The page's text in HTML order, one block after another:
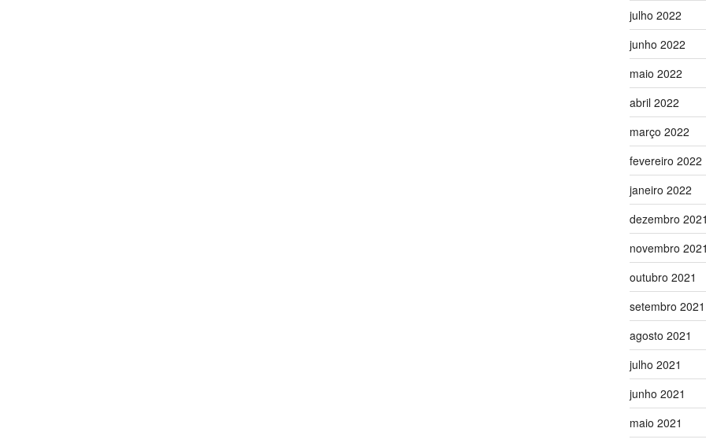
julho 2022
junho 2022
maio 2022
abril 2022
março 2022
fevereiro 2022
janeiro 2022
dezembro
novembro
outubro 2021
setembro 2021
agosto 2021
julho 2021
junho 2021
maio 2021